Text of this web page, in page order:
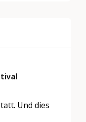
Und dies